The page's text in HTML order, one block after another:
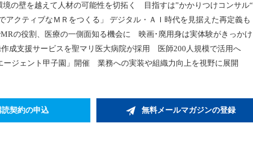
の壁を越えて人材の可能性を切拓く 目指すは”かかりつけコンサル“
クティブなＭＲをつくる」 デジタル・ＡＩ時代を見据えた再定義も
の役割、医療の一側面知る機会に 映画･廃用身は実体験がきっかけ
成支援サービスを聖マリ医大病院が採用 医師200人規模で活用へ
ジェント甲子園」開催 業務への実装や組織力向上を視野に展開
契約の申込 無料メールマガジンの登録